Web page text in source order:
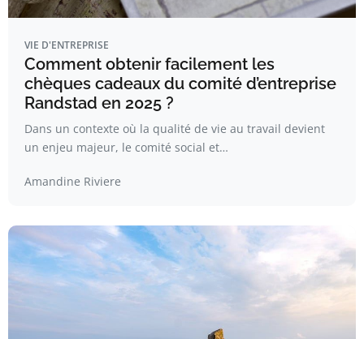
VIE D'ENTREPRISE
Comment obtenir facilement les
chèques cadeaux du comité d’entreprise
Randstad en 2025 ?
Dans un contexte où la qualité de vie au travail devient
un enjeu majeur, le comité social et…
Amandine Riviere